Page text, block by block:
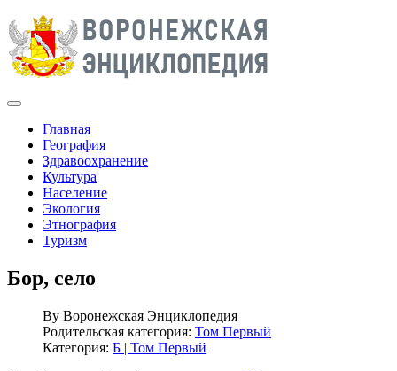
Главная
География
Здравоохранение
Культура
Население
Экология
Этнография
Туризм
Бор, село
By Воронежская Энциклопедия
Родительская категория: Том Первый
Категория: Б | Том Первый